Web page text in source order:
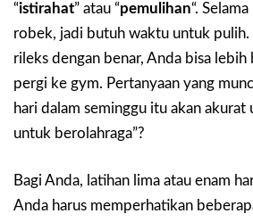
“istirahat” atau “pemulihan“.
robek, jadi butuh waktu untuk pulih.
rileks dengan benar, Anda bisa lebih
pergi ke gym. Pertanyaan yang
hari dalam seminggu itu akan akurat
untuk berolahraga”?
Bagi Anda, latihan lima atau enam
Anda harus memperhatikan